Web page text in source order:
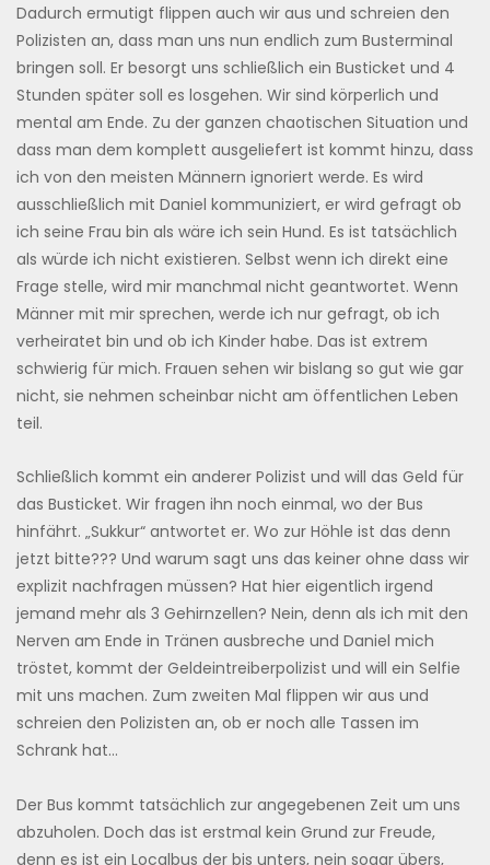
Dadurch ermutigt flippen auch wir aus und schreien den
Polizisten an, dass man uns nun endlich zum Busterminal
bringen soll. Er besorgt uns schließlich ein Busticket und 4
Stunden später soll es losgehen. Wir sind körperlich und
mental am Ende. Zu der ganzen chaotischen Situation und
dass man dem komplett ausgeliefert ist kommt hinzu, dass
ich von den meisten Männern ignoriert werde. Es wird
ausschließlich mit Daniel kommuniziert, er wird gefragt ob
ich seine Frau bin als wäre ich sein Hund. Es ist tatsächlich
als würde ich nicht existieren. Selbst wenn ich direkt eine
Frage stelle, wird mir manchmal nicht geantwortet. Wenn
Männer mit mir sprechen, werde ich nur gefragt, ob ich
verheiratet bin und ob ich Kinder habe. Das ist extrem
schwierig für mich. Frauen sehen wir bislang so gut wie gar
nicht, sie nehmen scheinbar nicht am öffentlichen Leben
teil.
Schließlich kommt ein anderer Polizist und will das Geld für
das Busticket. Wir fragen ihn noch einmal, wo der Bus
hinfährt. „Sukkur“ antwortet er. Wo zur Höhle ist das denn
jetzt bitte??? Und warum sagt uns das keiner ohne dass wir
explizit nachfragen müssen? Hat hier eigentlich irgend
jemand mehr als 3 Gehirnzellen? Nein, denn als ich mit den
Nerven am Ende in Tränen ausbreche und Daniel mich
tröstet, kommt der Geldeintreiberpolizist und will ein Selfie
mit uns machen. Zum zweiten Mal flippen wir aus und
schreien den Polizisten an, ob er noch alle Tassen im
Schrank hat…
Der Bus kommt tatsächlich zur angegebenen Zeit um uns
abzuholen. Doch das ist erstmal kein Grund zur Freude,
denn es ist ein Localbus der bis unters, nein sogar übers,